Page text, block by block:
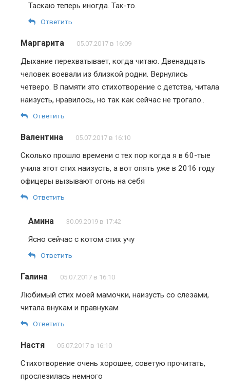
Таскаю теперь иногда. Так-то.
Ответить
Маргарита 05.07.2017 в 16:09
Дыхание перехватывает, когда читаю. Двенадцать
человек воевали из близкой родни. Вернулись
четверо. В памяти это стихотворение с детства, читала
наизусть, нравилось, но так как сейчас не трогало..
Ответить
Валентина 05.07.2017 в 16:10
Сколько прошло времени с тех пор когда я в 60-тые
учила этот стих наизусть, а вот опять уже в 2016 году
офицеры вызывают огонь на себя
Ответить
Амина 30.09.2019 в 17:42
Ясно сейчас с котом стих учу
Ответить
Галина 05.07.2017 в 16:10
Любимый стих моей мамочки, наизусть со слезами,
читала внукам и правнукам
Ответить
Настя 05.07.2017 в 16:10
Стихотворение очень хорошее, советую прочитать,
прослезилась немного